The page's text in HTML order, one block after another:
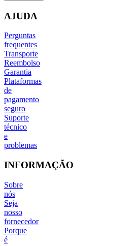
AJUDA
Perguntas
frequentes
Transporte
Reembolso
Garantia
Plataformas
de
pagamento
seguro
Suporte
técnico
e
problemas
INFORMAÇÃO
Sobre
nós
Seja
nosso
fornecedor
Porque
é